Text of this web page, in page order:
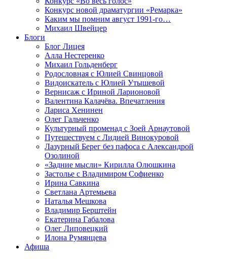
Конкурс новой драматургии «Ремарка»
Каким мы помним август 1991-го…
Михаил Швейцер
Блоги
Блог Лицея
Алла Нестеренко
Михаил Гольденберг
Родословная с Юлией Свинцовой
Видоискатель с Юлией Утышевой
Вернисаж с Ириной Ларионовой
Валентина Калачёва. Впечатления
Лариса Хенинен
Олег Гальченко
Культурный променад с Зоей Арнаутовой
Путешествуем с Лидией Винокуровой
Лазурный Берег без пафоса с Александрой
Озолиной
«Задние мысли» Кирилла Олюшкина
Застолье с Владимиром Софиенко
Ирина Савкина
Светлана Артемьева
Наталья Мешкова
Владимир Берштейн
Екатерина Габалова
Олег Липовецкий
Илона Румянцева
Афиша